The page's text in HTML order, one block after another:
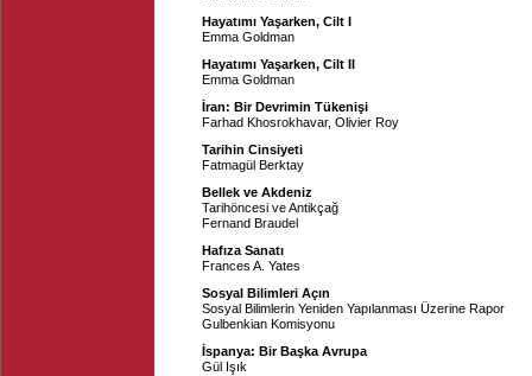
Hayatımı Yaşarken, Cilt I
Emma Goldman
Hayatımı Yaşarken, Cilt II
Emma Goldman
İran: Bir Devrimin Tükenişi
Farhad Khosrokhavar, Olivier Roy
Tarihin Cinsiyeti
Fatmagül Berktay
Bellek ve Akdeniz
Tarihöncesi ve Antikçağ
Fernand Braudel
Hafıza Sanatı
Frances A. Yates
Sosyal Bilimleri Açın
Sosyal Bilimlerin Yeniden Yapılanması Üzerine Rapor
Gulbenkian Komisyonu
İspanya: Bir Başka Avrupa
Gül Işık